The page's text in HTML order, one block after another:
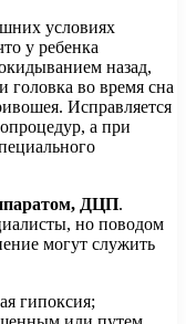
условиях
у ребенка
назад,
головка во время сна
Исправляется
а при
ДЦП.
но поводом
могут служить
гипоксия;